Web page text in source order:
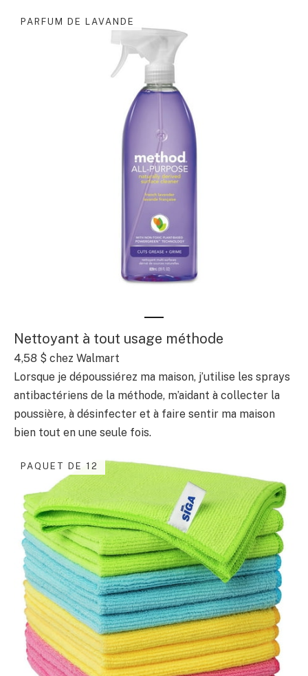
PARFUM DE LAVANDE
Nettoyant à tout usage méthode
4,58 $ chez Walmart
Lorsque je dépoussiérez ma maison, j’utilise les sprays
antibactériens de la méthode, m’aidant à collecter la
poussière, à désinfecter et à faire sentir ma maison
bien tout en une seule fois.
PAQUET DE 12